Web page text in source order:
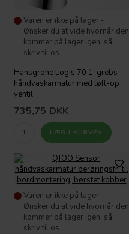
Varen er ikke på lager -
Ønsker du at vide hvornår den
kommer på lager igen, så
skriv til os
Hansgrohe Logis 70 1-grebs
håndvaskarmatur med løft-op
ventil
735,75 DKK
Varen er ikke på lager -
Ønsker du at vide hvornår den
kommer på lager igen, så
skriv til os